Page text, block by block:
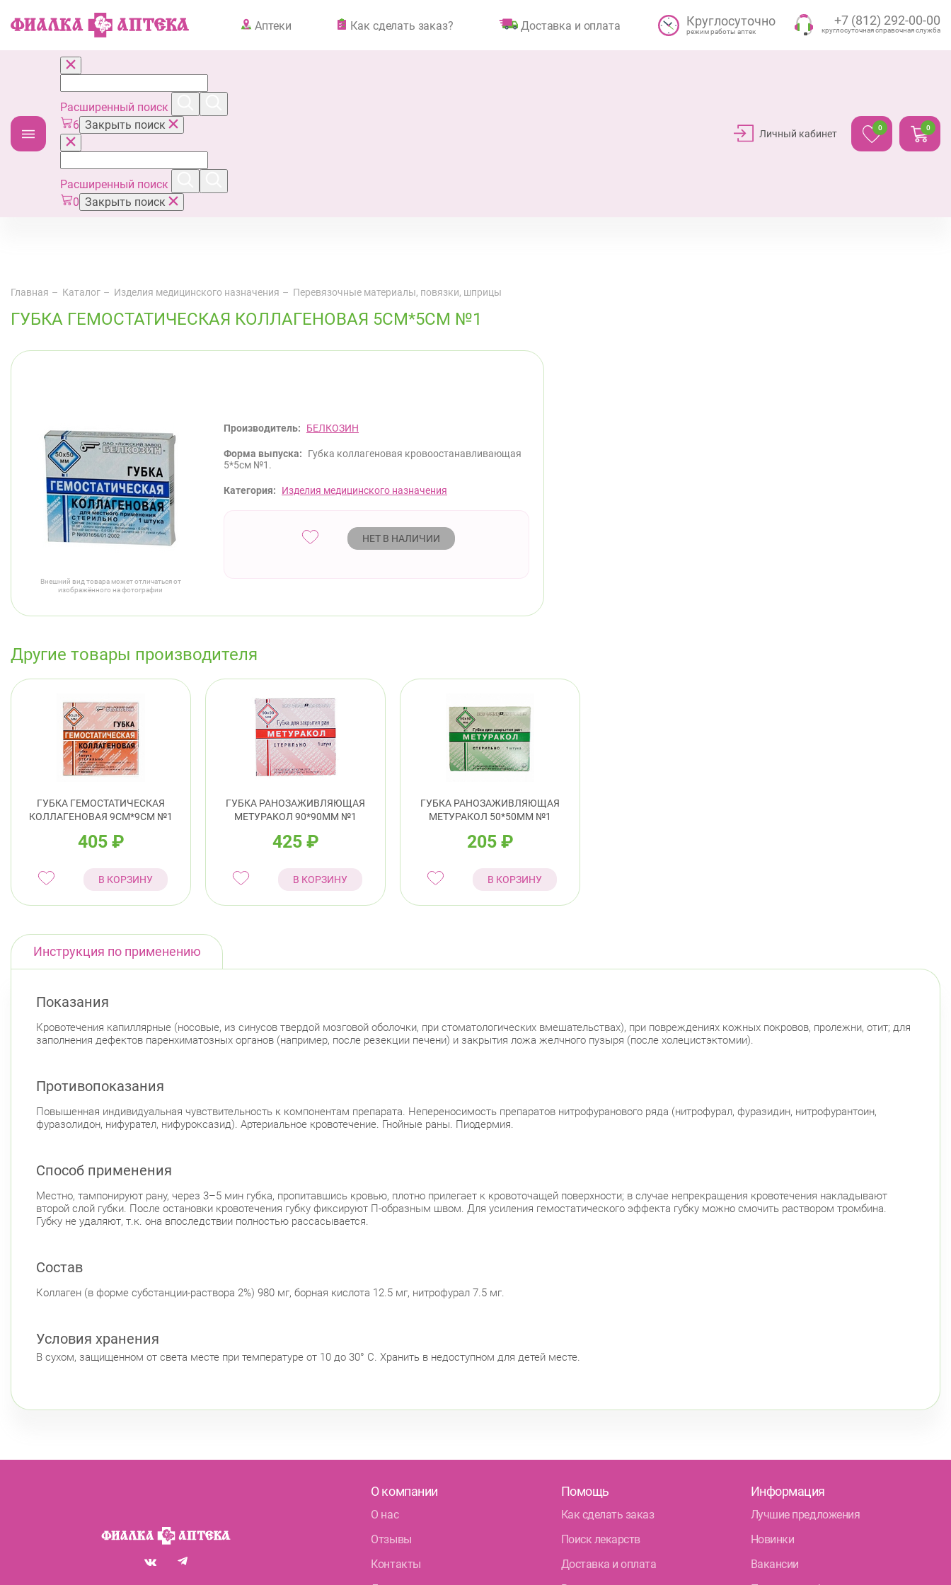
Аптеки Как сделать заказ? Доставка и оплата Круглосуточно
режим работы аптек
+7 (812) 292-00-00
круглосуточная справочная служба
Расширенный поиск
6 Закрыть поиск
Расширенный поиск
0 Закрыть поиск
Личный кабинет
0 0
Главная Каталог Изделия медицинского назначения Перевязочные материалы, повязки, шприцы
ГУБКА ГЕМОСТАТИЧЕСКАЯ КОЛЛАГЕНОВАЯ 5СМ*5СМ №1
Внешний вид товара может отличаться от
изображённого на фотографии
Производитель: БЕЛКОЗИН
Форма выпуска:
Губка коллагеновая кровоостанавливающая
5*5см №1.
Категория: Изделия медицинского назначения
НЕТ В НАЛИЧИИ
Другие товары производителя
ГУБКА ГЕМОСТАТИЧЕСКАЯ
КОЛЛАГЕНОВАЯ 9СМ*9СМ №1
405 ₽
В КОРЗИНУ
ГУБКА РАНОЗАЖИВЛЯЮЩАЯ
МЕТУРАКОЛ 90*90ММ №1
425 ₽
В КОРЗИНУ
ГУБКА РАНОЗАЖИВЛЯЮЩАЯ
МЕТУРАКОЛ 50*50ММ №1
205 ₽
В КОРЗИНУ
Инструкция по применению
Показания
Кровотечения капиллярные (носовые, из синусов твердой мозговой оболочки, при стоматологических вмешательствах), при повреждениях кожных покровов, пролежни, отит; для
заполнения дефектов паренхиматозных органов (например, после резекции печени) и закрытия ложа желчного пузыря (после холецистэктомии).
Противопоказания
Повышенная индивидуальная чувствительность к компонентам препарата. Непереносимость препаратов нитрофуранового ряда (нитрофурал, фуразидин, нитрофурантоин,
фуразолидон, нифурател, нифуроксазид). Артериальное кровотечение. Гнойные раны. Пиодермия.
Способ применения
Местно, тампонируют рану, через 3–5 мин губка, пропитавшись кровью, плотно прилегает к кровоточащей поверхности; в случае непрекращения кровотечения накладывают
второй слой губки. После остановки кровотечения губку фиксируют П-образным швом. Для усиления гемостатического эффекта губку можно смочить раствором тромбина.
Губку не удаляют, т.к. она впоследствии полностью рассасывается.
Состав
Коллаген (в форме субстанции-раствора 2%) 980 мг, борная кислота 12.5 мг, нитрофурал 7.5 мг.
Условия хранения
В сухом, защищенном от света месте при температуре от 10 до 30° С. Хранить в недоступном для детей месте.
О компании
О нас
Отзывы
Контакты
Помощь
Как сделать заказ
Поиск лекарств
Доставка и оплата
Информация
Лучшие предложения
Новинки
Вакансии